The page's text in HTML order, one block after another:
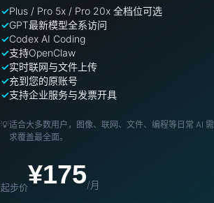
Plus / Pro 5x / Pro 20x 全档位可选
GPT最新模型全系访问
Codex AI Coding
支持OpenClaw
实时联网与文件上传
充到您的原账号
支持企业服务与发票开具
💡适合大多数用户，图像、联网、文件、编程等日常 AI 需
求覆盖最全面。
起步价¥175/月